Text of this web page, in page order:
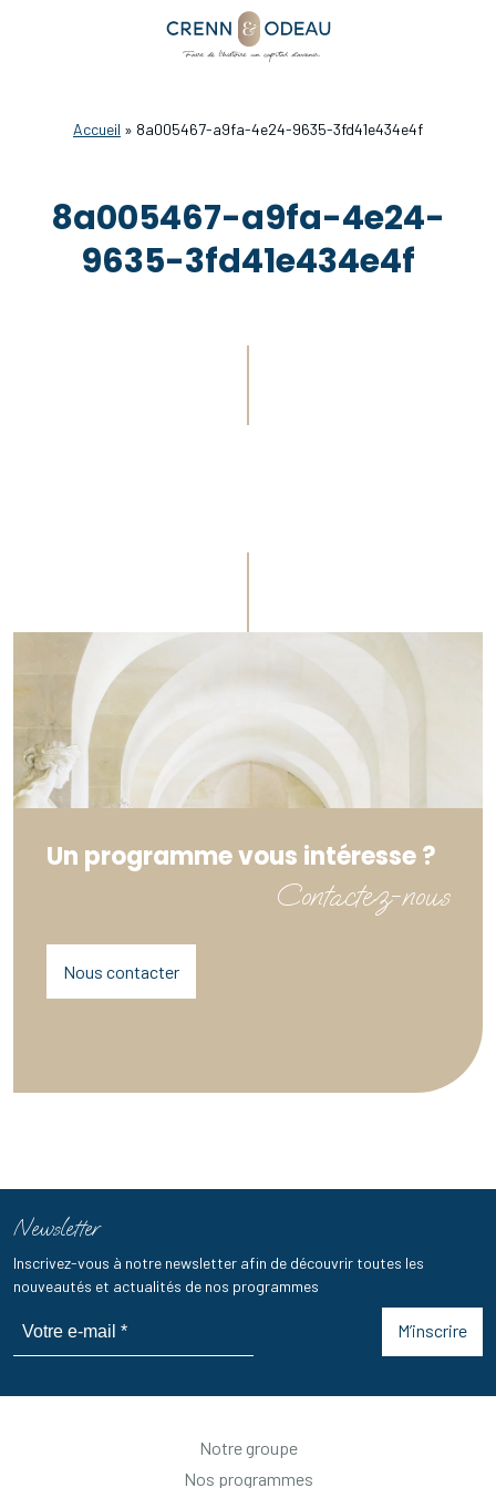
Accueil » 8a005467-a9fa-4e24-9635-3fd41e434e4f
8a005467-a9fa-4e24-
9635-3fd41e434e4f
Un programme vous intéresse ?
Contactez-nous
Nous contacter
Newsletter
Inscrivez-vous à notre newsletter afin de découvrir toutes les
nouveautés et actualités de nos programmes
M’inscrire
Notre groupe
Nos programmes